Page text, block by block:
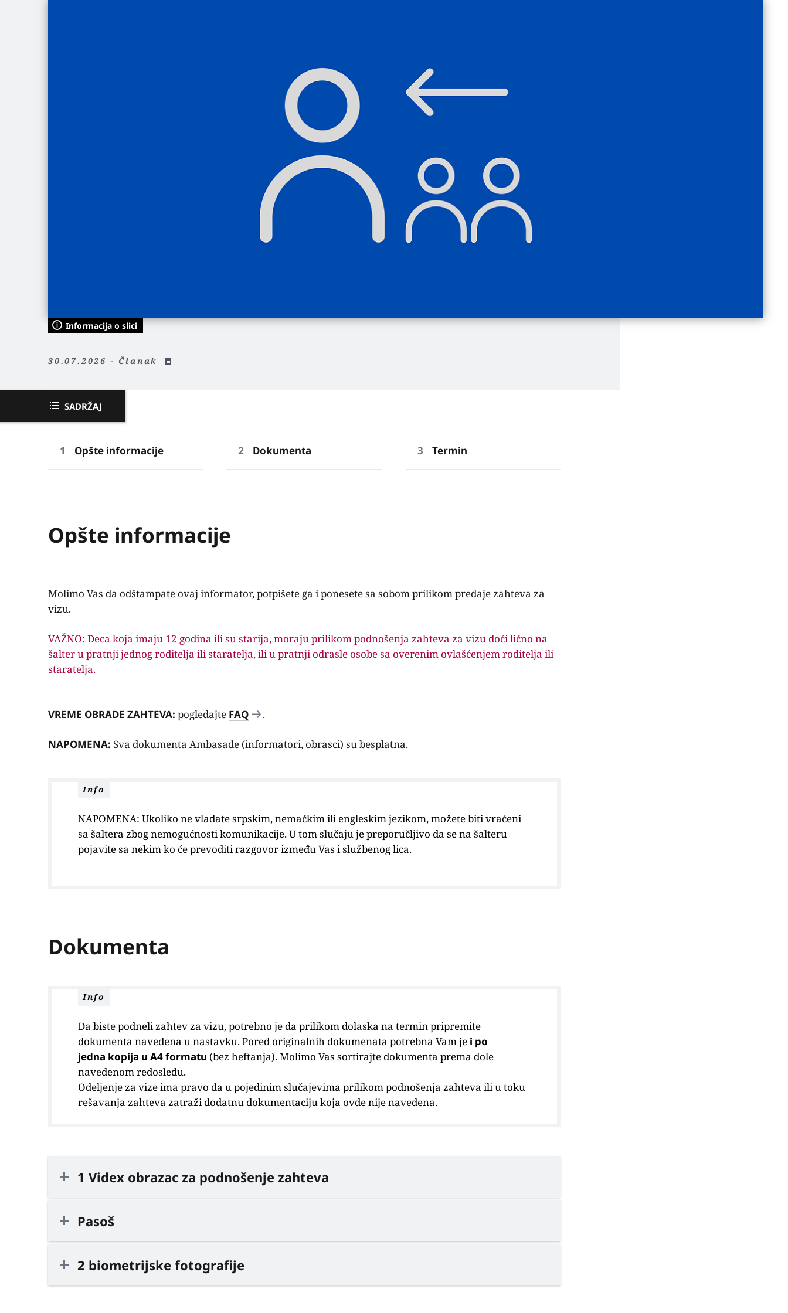
Informacija o slici
30.07.2026 - Članak
SADRŽAJ
Opšte informacije Dokumenta Termin
Opšte informacije
Molimo Vas da odštampate ovaj informator, potpišete ga i ponesete sa sobom prilikom predaje zahteva za
vizu.
VAŽNO: Deca koja imaju 12 godina ili su starija, moraju prilikom podnošenja zahteva za vizu doći lično na
šalter u pratnji jednog roditelja ili staratelja, ili u pratnji odrasle osobe sa overenim ovlašćenjem roditelja ili
staratelja.
VREME OBRADE ZAHTEVA: pogledajte FAQ .
NAPOMENA: Sva dokumenta Ambasade (informatori, obrasci) su besplatna.
Info
NAPOMENA: Ukoliko ne vladate srpskim, nemačkim ili engleskim jezikom, možete biti vraćeni
sa šaltera zbog nemogućnosti komunikacije. U tom slučaju je preporučljivo da se na šalteru
pojavite sa nekim ko će prevoditi razgovor između Vas i službenog lica.
Dokumenta
Info
Da biste podneli zahtev za vizu, potrebno je da prilikom dolaska na termin pripremite
dokumenta navedena u nastavku. Pored originalnih dokumenata potrebna Vam je i po
jedna kopija u A4 formatu (bez heftanja). Molimo Vas sortirajte dokumenta prema dole
navedenom redosledu.
Odeljenje za vize ima pravo da u pojedinim slučajevima prilikom podnošenja zahteva ili u toku
rešavanja zahteva zatraži dodatnu dokumentaciju koja ovde nije navedena.
1 Videx obrazac za podnošenje zahteva
Pasoš
2 biometrijske fotografije